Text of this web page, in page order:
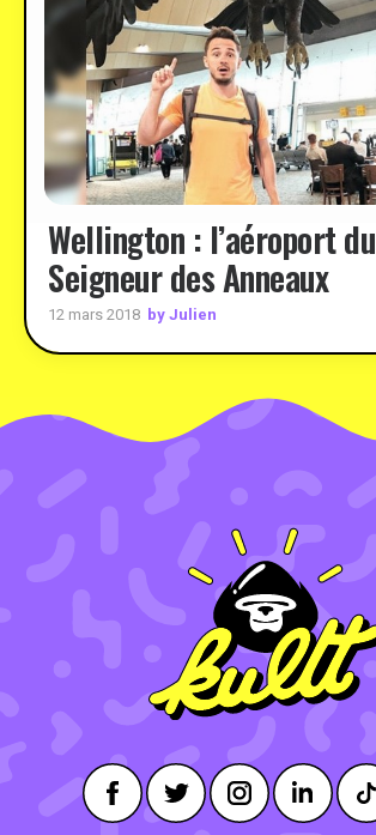
Wellington : l’aéroport du
Seigneur des Anneaux
12 mars 2018 by Julien